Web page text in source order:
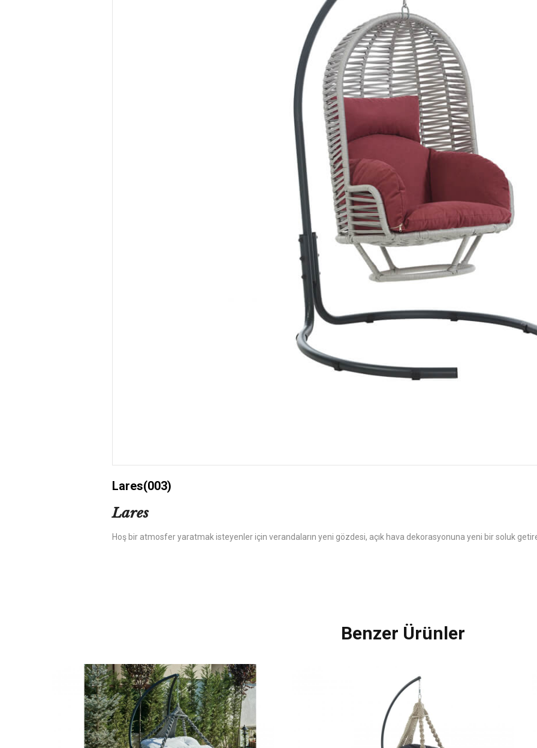
Lares(003)
Lares
Hoş bir atmosfer yaratmak isteyenler için verandaların yeni gözdesi, açık hava dekorasyonuna yeni bir soluk
Benzer Ürünler